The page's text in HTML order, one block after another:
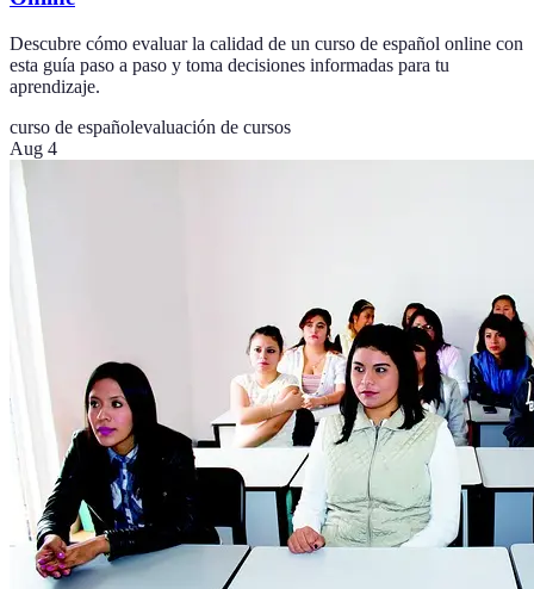
Descubre cómo evaluar la calidad de un curso de español online con
esta guía paso a paso y toma decisiones informadas para tu
aprendizaje.
curso de españolevaluación de cursos
Aug 4